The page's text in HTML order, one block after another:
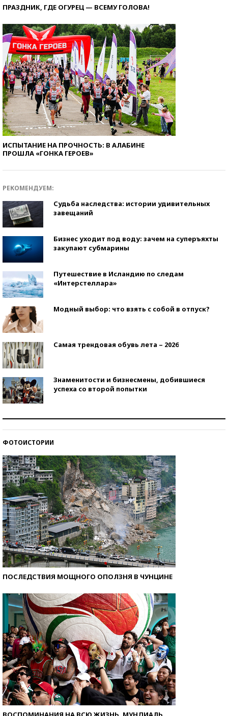
ПРАЗДНИК, ГДЕ ОГУРЕЦ — ВСЕМУ ГОЛОВА!
ИСПЫТАНИЕ НА ПРОЧНОСТЬ: В АЛАБИНЕ
ПРОШЛА «ГОНКА ГЕРОЕВ»
РЕКОМЕНДУЕМ:
Судьба наследства: истории удивительных
завещаний
Бизнес уходит под воду: зачем на суперъяхты
закупают субмарины
Путешествие в Исландию по следам
«Интерстеллара»
Модный выбор: что взять с собой в отпуск?
Самая трендовая обувь лета – 2026
Знаменитости и бизнесмены, добившиеся
успеха со второй попытки
ФОТОИСТОРИИ
ПОСЛЕДСТВИЯ МОЩНОГО ОПОЛЗНЯ В ЧУНЦИНЕ